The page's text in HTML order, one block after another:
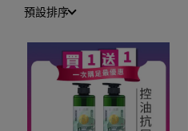
預設排序